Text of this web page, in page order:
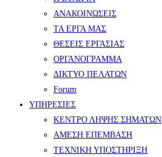
ΑΝΑΚΟΙΝΩΣΕΙΣ
ΤΑ ΕΡΓΑ ΜΑΣ
ΘΕΣΕΙΣ ΕΡΓΑΣΙΑΣ
ΟΡΓΑΝΟΓΡΑΜΜΑ
ΔΙΚΤΥΟ ΠΕΛΑΤΩΝ
Forum
ΥΠΗΡΕΣΙΕΣ
ΚΕΝΤΡΟ ΛΗΨΗΣ ΣΗΜΑΤΩΝ
ΑΜΕΣΗ ΕΠΕΜΒΑΣΗ
ΤΕΧΝΙΚΗ ΥΠΟΣΤΗΡΙΞΗ